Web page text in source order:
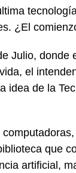
¿El
Julio, donde
el
idea de la
que
artificial,